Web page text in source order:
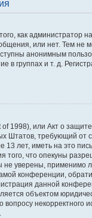
как
или нет. Тем не
анонимным
группах и т. д.
1998), или Акт о
Штатов, требующий от
лет, иметь на это
того, что опекуны
уверены, применимо
конференции,
данной
объектом
некорректного